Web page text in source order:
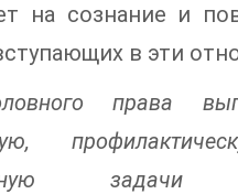
на сознание и
в эти
права
задачи